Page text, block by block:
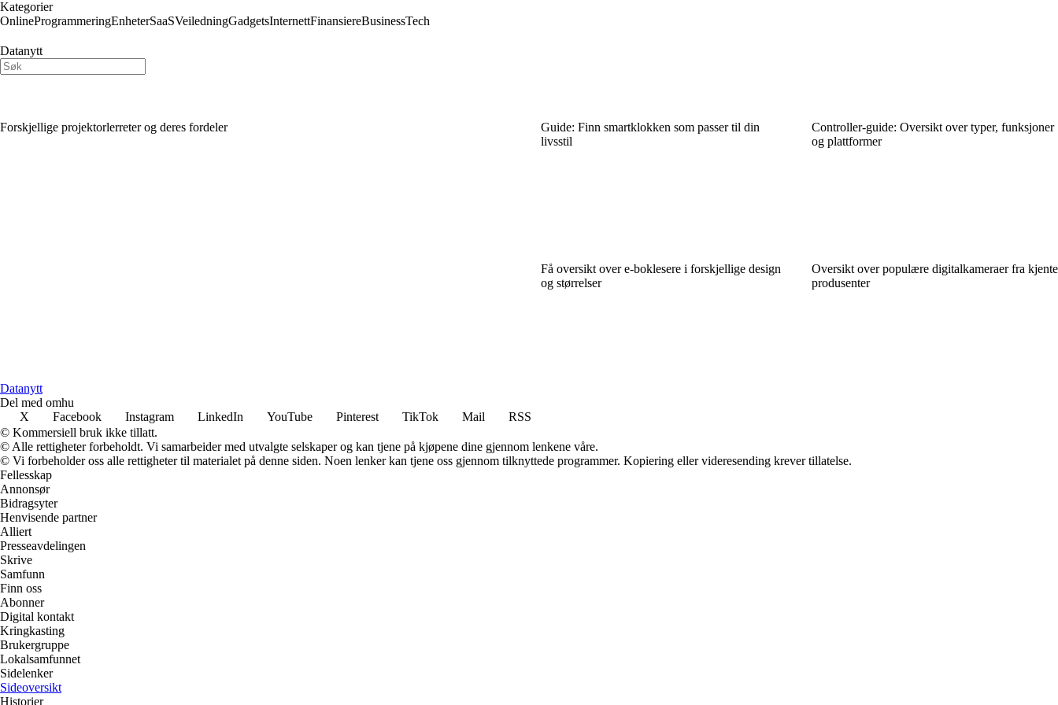
Kategorier
OnlineProgrammeringEnheterSaaSVeiledningGadgetsInternettFinansiereBusinessTech
Datanytt
Forskjellige projektorlerreter og deres fordeler
Guide: Finn smartklokken som passer til din
livsstil
Controller-guide: Oversikt over typer, funksjoner
og plattformer
Få oversikt over e-boklesere i forskjellige design
og størrelser
Oversikt over populære digitalkameraer fra kjente
produsenter
Datanytt
Del med omhu
X
Facebook Instagram LinkedIn YouTube Pinterest TikTok Mail
RSS
© Kommersiell bruk ikke tillatt.
© Alle rettigheter forbeholdt. Vi samarbeider med utvalgte selskaper og kan tjene på kjøpene dine gjennom lenkene våre.
© Vi forbeholder oss alle rettigheter til materialet på denne siden. Noen lenker kan tjene oss gjennom tilknyttede programmer. Kopiering eller videresending krever tillatelse.
Fellesskap
Annonsør
Bidragsyter
Henvisende partner
Alliert
Presseavdelingen
Skrive
Samfunn
Finn oss
Abonner
Digital kontakt
Kringkasting
Brukergruppe
Lokalsamfunnet
Sidelenker
Sideoversikt
Historier